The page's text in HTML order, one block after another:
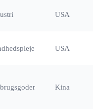
USA
USA
Kina